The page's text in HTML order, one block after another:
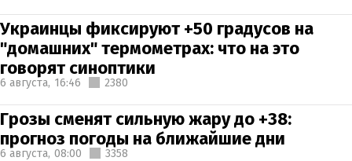
Украинцы фиксируют +50 градусов на
"домашних" термометрах: что на это
говорят синоптики
6 августа, 16:46 2380
Грозы сменят сильную жару до +38:
прогноз погоды на ближайшие дни
6 августа, 08:00 3358